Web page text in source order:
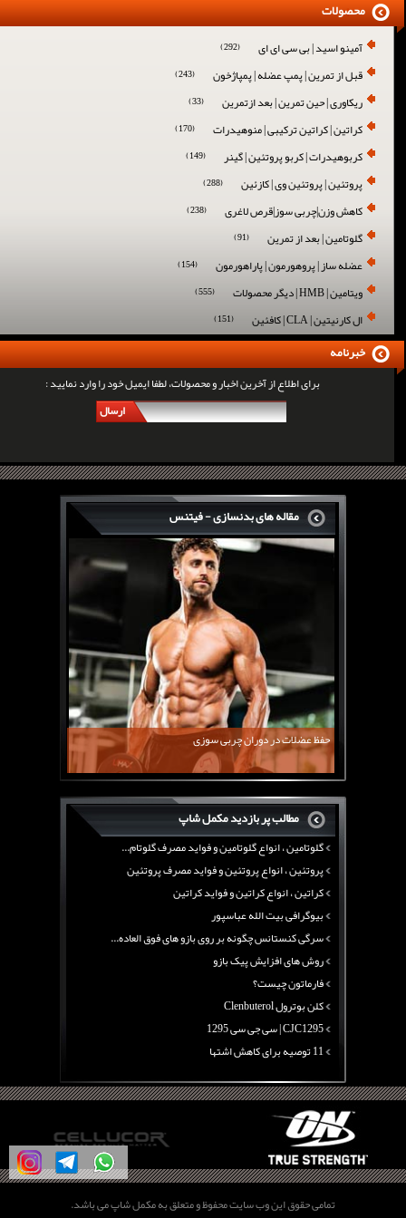
آمینو اسید | بی سی ای ای (292)
قبل از تمرین | پمپ عضله | پمپاژخون (243)
ریکاوری | حین تمرین | بعد ازتمرین (33)
کراتین | کراتین ترکیبی | منوهیدرات (170)
کربوهیدرات | کربو پروتئین | گینر (149)
پروتئین | پروتئین وی | کازئین (288)
کاهش وزن|چربی سوز|قرص لاغری (238)
گلوتامین | بعد از تمرین (91)
عضله ساز | پروهورمون | پاراهورمون (154)
ویتامین | HMB | دیگر محصولات (555)
ال کارنیتین | CLA | کافئین (151)
محصولات
برای اطلاع از آخرین اخبار و محصولات، لطفا ایمیل خود را وارد نمایید :
ارسال
خبرنامه
مقاله های بدنسازی - فیتنس
حفظ عضلات در دوران چربی سوزی
مطالب پر بازدید مکمل شاپ
سرگی کنستانس چگونه بر روی بازو های فوق العاده...
روش های افزایش پیک بازو
فارماتون چیست؟
کلن بوترول Clenbuterol
CJC1295 | سی جی سی 1295
11 توصیه برای کاهش اشتها
معرفی یک برنامه غذایی جامع برای افزایش قد
چربی سوزی با چای سبز
بیوگرافی علی تبریزی
منابع پروتئینی غیر گوشتی
آرژنین ، فواید آرژنین و نقش آرژنین در بدن
گلوتامین ، انواع گلوتامین و فواید مصرف گلوتام...
پروتئین ، انواع پروتئین و فواید مصرف پروتئین
کراتین ، انواع کراتین و فواید کراتین
بیوگرافی بیت الله عباسپور
سرگی کنستانس چگونه بر روی بازو های فوق العاده...
روش های افزایش پیک بازو
فارماتون چیست؟
کلن بوترول Clenbuterol
CJC1295 | سی جی سی 1295
11 توصیه برای کاهش اشتها
چربی سوزی با چای سبز
بیوگرافی علی تبریزی
منابع پروتئینی غیر گوشتی
آرژنین ، فواید آرژنین و نقش آرژنین در بدن
گلوتامین ، انواع گلوتامین و فواید مصرف گلوتام...
پروتئین ، انواع پروتئین و فواید مصرف پروتئین
تمامی حقوق این وب سایت محفوظ و متعلق به مکمل شاپ می باشد.